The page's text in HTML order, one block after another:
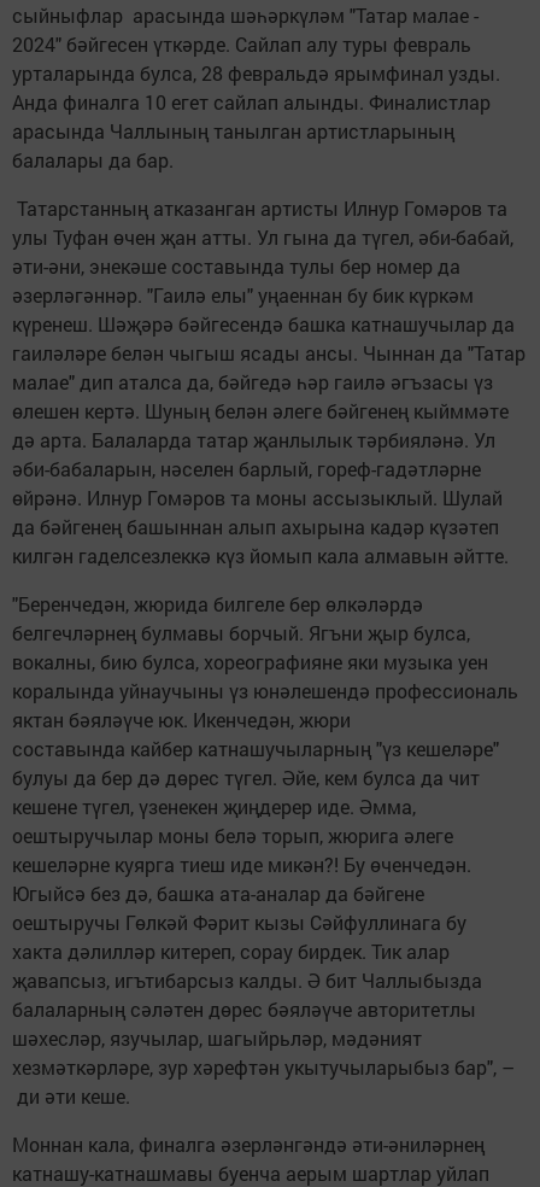
сыйныфлар арасында шәһәркүләм "Татар малае -
2024" бәйгесен үткәрде. Сайлап алу туры февраль
урталарында булса, 28 февральдә ярымфинал узды.
Анда финалга 10 егет сайлап алынды. Финалистлар
арасында Чаллының танылган артистларының
балалары да бар.
Татарстанның атказанган артисты Илнур Гомәров та
улы Туфан өчен җан атты. Ул гына да түгел, әби-бабай,
әти-әни, энекәше составында тулы бер номер да
әзерләгәннәр. "Гаилә елы" уңаеннан бу бик күркәм
күренеш. Шәҗәрә бәйгесендә башка катнашучылар да
гаиләләре белән чыгыш ясады ансы. Чыннан да "Татар
малае" дип аталса да, бәйгедә һәр гаилә әгъзасы үз
өлешен кертә. Шуның белән әлеге бәйгенең кыйммәте
дә арта. Балаларда татар җанлылык тәрбияләнә. Ул
әби-бабаларын, нәселен барлый, гореф-гадәтләрне
өйрәнә. Илнур Гомәров та моны ассызыклый. Шулай
да бәйгенең башыннан алып ахырына кадәр күзәтеп
килгән гаделсезлеккә күз йомып кала алмавын әйтте.
"Беренчедән, жюрида билгеле бер өлкәләрдә
белгечләрнең булмавы борчый. Ягъни җыр булса,
вокалны, бию булса, хореографияне яки музыка уен
коралында уйнаучыны үз юнәлешендә профессиональ
яктан бәяләүче юк. Икенчедән, жюри
составында кайбер катнашучыларның "үз кешеләре"
булуы да бер дә дөрес түгел. Әйе, кем булса да чит
кешене түгел, үзенекен җиңдерер иде. Әмма,
оештыручылар моны белә торып, жюрига әлеге
кешеләрне куярга тиеш иде микән?! Бу өченчедән.
Югыйсә без дә, башка ата-аналар да бәйгене
оештыручы Гөлкәй Фәрит кызы Сәйфуллинага бу
хакта дәлилләр китереп, сорау бирдек. Тик алар
җавапсыз, игътибарсыз калды. Ә бит Чаллыбызда
балаларның сәләтен дөрес бәяләүче авторитетлы
шәхесләр, язучылар, шагыйрьләр, мәдәният
хезмәткәрләре, зур хәрефтән укытучыларыбыз бар", –
ди әти кеше.
Моннан кала, финалга әзерләнгәндә әти-әниләрнең
катнашу-катнашмавы буенча аерым шартлар уйлап